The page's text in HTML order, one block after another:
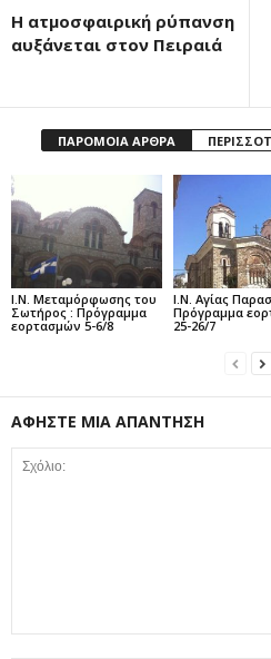
Η ατμοσφαιρική ρύπανση
αυξάνεται στον Πειραιά
ΠΑΡΟΜΟΙΑ ΑΡΘΡΑ
Ι.Ν. Μεταμόρφωσης του
Σωτήρος : Πρόγραμμα
εορτασμών 5-6/8
Ι.Ν. Αγίας
Πρόγραμμα
25-26/7
ΑΦΗΣΤΕ ΜΙΑ ΑΠΑΝΤΗΣΗ